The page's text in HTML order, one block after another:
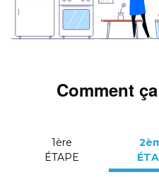
Comment
1ère
ÉTAPE